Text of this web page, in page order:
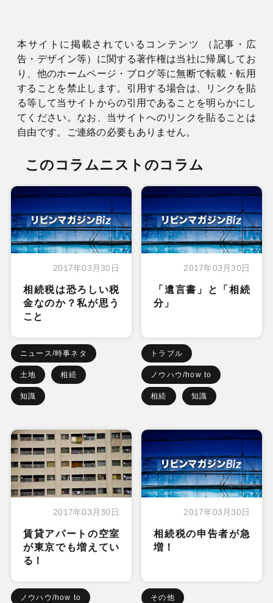
本サイトに掲載されているコンテンツ （記事・広
告・デザイン等）に関する著作権は当社に帰属してお
り、他のホームページ・ブログ等に無断で転載・転用
することを禁止します。引用する場合は、リンクを貼
る等して当サイトからの引用であることを明らかにし
てください。なお、当サイトへのリンクを貼ることは
自由です。ご連絡の必要もありません。
このコラムニストのコラム
2017年03月30日
相続税は恐ろしい税
金なのか？私が思う
こと
ニュース/時事ネタ
土地 相続
知識
2017年03月30日
「遺言書」と「相続
分」
トラブル
ノウハウ/how to
相続 知識
2017年03月30日
賃貸アパートの空室
が東京でも増えてい
る！
ノウハウ/how to
2017年03月30日
相続税の申告者が急
増！
その他